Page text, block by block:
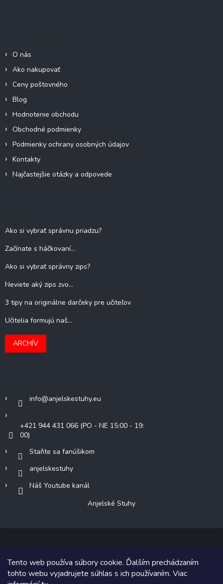
Tento web používa súbory cookie. Ďalším prechádzaním
tohto webu vyjadrujete súhlas s ich používaním. Viac
O nás
Ako nakupovať
Ceny poštovného
Blog
Hodnotenie obchodu
Obchodné podmienky
Podmienky ochrany osobných údajov
Kontakty
Najčastejšie otázky a odpovede
Ako si vybrať správnu priadzu?
Začínate s háčkovaní...
Ako si vybrať správny zips?
Neviete aký zips zvo...
3 tipy na originálne darčeky pre učiteľov
Učitelia formujú naš...
ARCHÍV
info@anjelskestuhy.eu
+421 944 431 066 (PO - NE 15:00 - 19:
00)
Staňte sa fanúšikom
anjelskestuhy
Náš Youtube kanál
Anjelské Stuhy
Copyright 2026Anjelské Stuhy. Všetky práva vyhradené.